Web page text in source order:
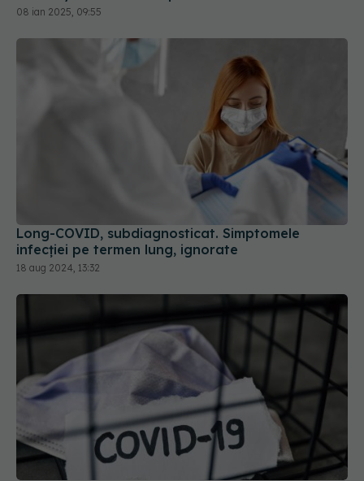
Long-COVID, subdiagnosticat. Simptomele
infecției pe termen lung, ignorate
Numărul cazurilor de COVID 19 scade, dar
reinfectările continuă să crească. Ce trebuie să
știi
23 sep 2025, 16:30